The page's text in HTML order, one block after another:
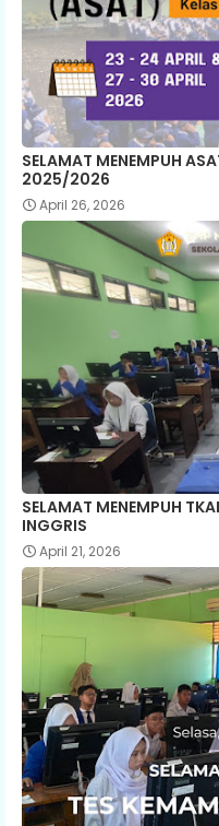
SELAMAT MENEMPUH
2025/2026
April 26, 2026
SELAMAT MENEMPUH
INGGRIS
April 21, 2026